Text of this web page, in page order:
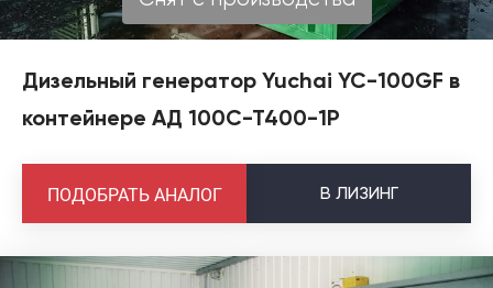
Дизельный генератор Yuchai YC-100GF в
контейнере АД 100С-Т400-1Р
В ЛИЗИНГ
ПОДОБРАТЬ АНАЛОГ